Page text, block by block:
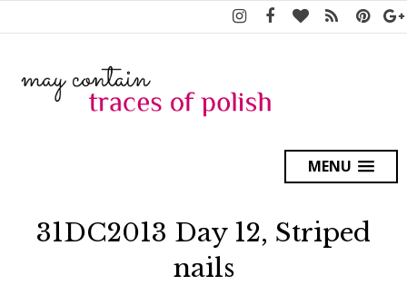
MENU
31DC2013 Day 12, Striped
nails